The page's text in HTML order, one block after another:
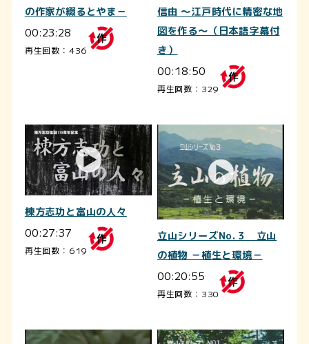
の作家が綴るとやま－
00:23:28
再生回数：436
信由 ～江戸時代に精密な地
図を作る～（日本語字幕付
き）
00:18:50
再生回数：329
棟方志功と富山の人々
00:27:37
再生回数：619
立山シリーズNo.３ 立山
の植物 －植生と環境－
00:20:55
再生回数：330